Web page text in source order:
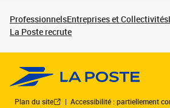
ProfessionnelsEntreprises et Collectivités
La Poste recrute
Plan du site
Accessibilité : partiellement